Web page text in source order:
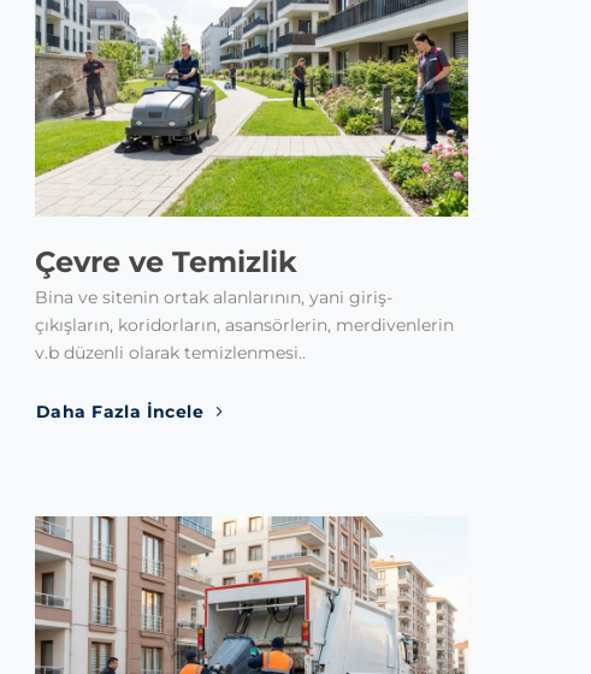
Çevre ve Temizlik
Bina ve sitenin ortak alanlarının, yani giriş-
çıkışların, koridorların, asansörlerin, merdivenlerin
v.b düzenli olarak temizlenmesi..
Daha Fazla İncele